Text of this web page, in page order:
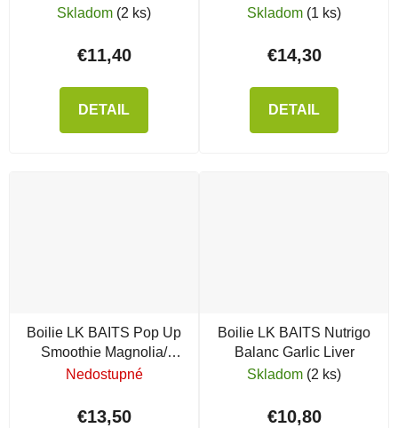
Woorm
Skladom (2 ks)
€11,40
DETAIL
Mandarin/ Pomelo
Skladom (1 ks)
€14,30
DETAIL
Boilie LK BAITS Pop Up
Smoothie Magnolia/
Mandarin/ Pomelo
Nedostupné
€13,50
Boilie LK BAITS Nutrigo
Balanc Garlic Liver
Skladom (2 ks)
€10,80